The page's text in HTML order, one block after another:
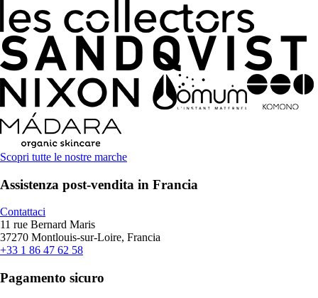
Scopri tutte le nostre marche
Assistenza post-vendita in Francia
Contattaci
11 rue Bernard Maris
37270 Montlouis-sur-Loire, Francia
+33 1 86 47 62 58
Pagamento sicuro